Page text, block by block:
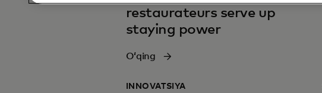
restaurateurs serve up
staying power
Oʻqing
INNOVATSIYA